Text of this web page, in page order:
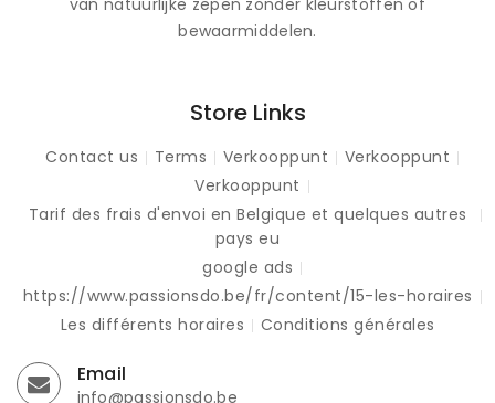
bewaarmiddelen.
Store Links
Contact us Terms Verkooppunt
Verkooppunt
Verkooppunt
Tarif des frais d'envoi en Belgique et quelques autres
pays eu
google ads
https://www.passionsdo.be/fr/content/15-les-horaires
Les différents horaires
Conditions générales
Email
info@passionsdo.be